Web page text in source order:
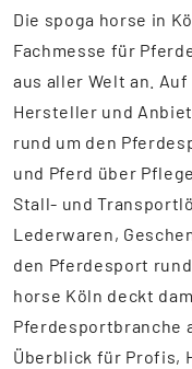
Die spoga horse in
Fachmesse für
aus aller Welt an.
Hersteller und
rund um den
und Pferd über
Stall- und
Lederwaren,
den Pferdesport
horse Köln deckt
Pferdesportbranche
Überblick für Profis,